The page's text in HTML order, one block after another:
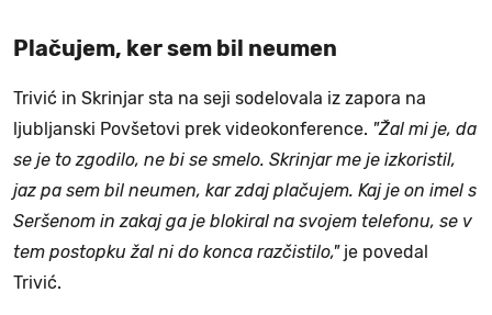
Plačujem, ker sem bil neumen
Trivić in Skrinjar sta na seji sodelovala iz zapora na
ljubljanski Povšetovi prek videokonference. "Žal mi je, da
se je to zgodilo, ne bi se smelo. Skrinjar me je izkoristil,
jaz pa sem bil neumen, kar zdaj plačujem. Kaj je on imel s
Seršenom in zakaj ga je blokiral na svojem telefonu, se v
tem postopku žal ni do konca razčistilo,"je povedal
Trivić.